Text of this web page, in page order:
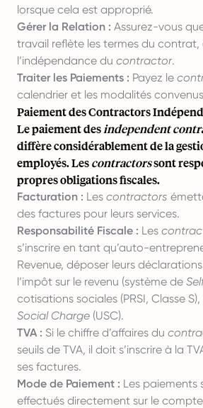
lorsque cela est approprié.
Gérer la Relation : Assurez-vous
travail reflète les termes du
l’indépendance du contractor.
Traiter les Paiements : Payez le
calendrier et les modalités
Paiement des Contractors
Le paiement desindependent
diffère considérablement de la
employés. Lescontractorssont
propres obligations fiscales.
Facturation : Les contractors
des factures pour leurs services.
Responsabilité Fiscale : Les
s’inscrire en tant qu’auto-
Revenue, déposer leurs
l’impôt sur le revenu (système de
cotisations sociales (PRSI, Classe
Social Charge (USC).
TVA : Si le chiffre d’affaires du
seuils de TVA, il doit s’inscrire à la
ses factures.
Mode de Paiement : Les paiements
effectués directement sur le